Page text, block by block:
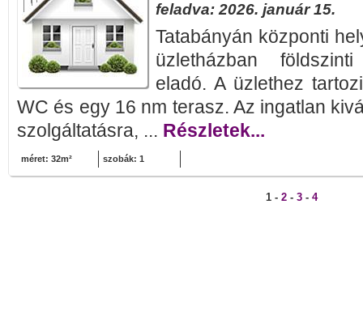
feladva: 2026. január 15.
Tatabányán központi
üzletházban
eladó. A üzlethez
WC és egy 16 nm terasz. Az ingatlan
szolgáltatásra, ... Részletek...
méret: 32m² szobák: 1
1 - 2 - 3 - 4